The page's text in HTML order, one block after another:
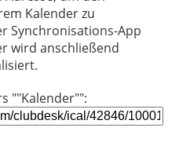
Kalender zu
Synchronisations-App
wird anschließend
""Kalender"":